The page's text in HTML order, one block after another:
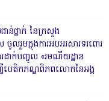
ជាន់ថ្នាក់ នៃក្រសួង
លរួមក្នុងការអបអរសារទរពោរ
ាក់បញ្ចូល «រមណីយដ្ឋាន
ជីបេតិកភណ្ឌពិភពលោកនៃអង្គ